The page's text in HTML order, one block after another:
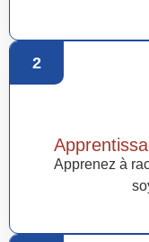
2
Apprenez à